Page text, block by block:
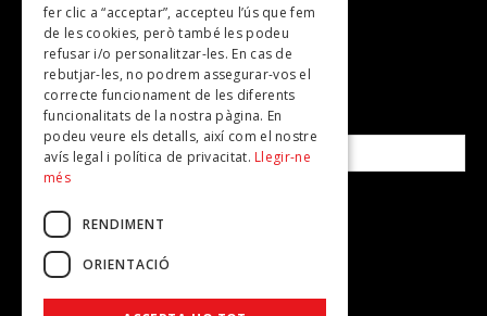
SUBSCRIU-TE A LA NOSTRA NEWSLETTER!
Correu electrònic*
Accepto lapolítica de privacitat
fer clic a “acceptar”, accepteu l’ús que fem
de les cookies, però també les podeu
refusar i/o personalitzar-les. En cas de
rebutjar-les, no podrem assegurar-vos el
correcte funcionament de les diferents
funcionalitats de la nostra pàgina. En
podeu veure els detalls, així com el nostre
avís legal i política de privacitat. Llegir-ne
més
RENDIMENT
ORIENTACIÓ